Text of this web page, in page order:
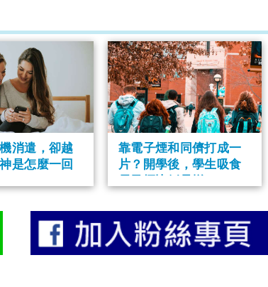
消遣，卻越
是怎麼一回
靠電子煙和同儕打成一
片？開學後，學生吸食